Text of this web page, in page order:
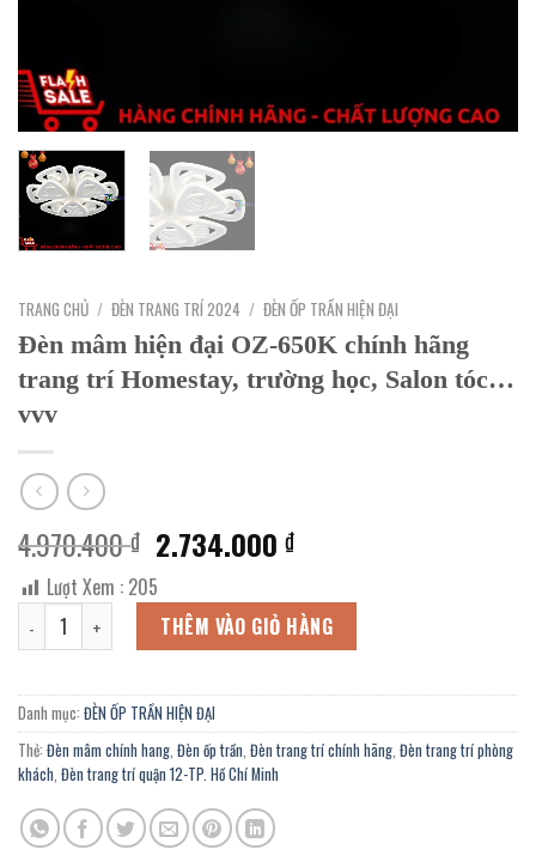
TRANG CHỦ / ĐÈN TRANG TRÍ 2024 / ĐÈN ỐP TRẦN HIỆN ĐẠI
Đèn mâm hiện đại OZ-650K chính hãng
trang trí Homestay, trường học, Salon tóc…
vvv
4.970.400₫ Giá
gốc
là:
4.970.400 ₫.
2.734.000₫Giá
tại
là:
2.734.000 ₫.
Lượt Xem : 205
Đèn mâm hiện đại OZ-650K chính hãng trang trí Homestay, trường
THÊM VÀO GIỎ HÀNG
Danh mục: ĐÈN ỐP TRẦN HIỆN ĐẠI
Thẻ: Đèn mâm chính hang, Đèn ốp trần, Đèn trang trí chính hãng, Đèn trang trí phòng
khách, Đèn trang trí quận 12-TP. Hồ Chí Minh